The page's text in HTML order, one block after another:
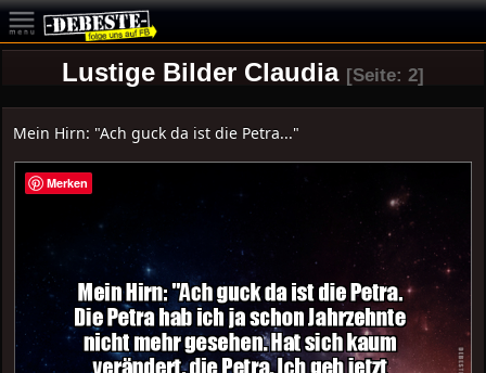
Lustige Bilder Claudia [Seite: 2]
Mein Hirn: "Ach guck da ist die Petra..."
Merken